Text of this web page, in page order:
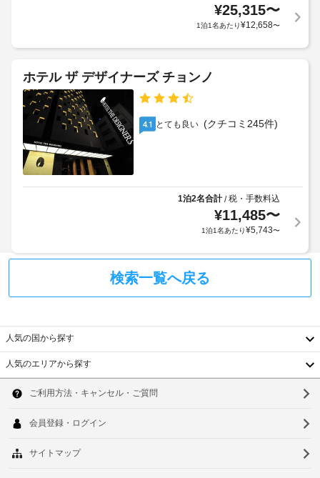
¥25,315〜
1泊1名あたり¥12,658〜
ホテル ザ デザイナーズ チョンノ
4.1 とても良い (クチコミ245件)
1泊2名合計/税・手数料込
¥11,485〜
1泊1名あたり¥5,743〜
検索一覧へ戻る
人気の国から探す
韓
国
人気のエリアから探す
ウ